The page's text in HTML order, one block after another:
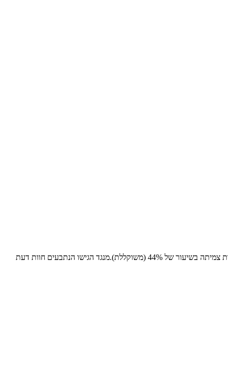
התביעה שהוגשה לבית המשפט היא על פי פקודת הנזיקין. לכתב התביעה צרף התובע חוות דעת מטעמו, ערוכה על ידי ד”ר דוד, ולפיה נותרה לתובע נכות צמיתה בשיעור של 44% (משוקללת).מנגד הגישו הנתבעים חוות דעת